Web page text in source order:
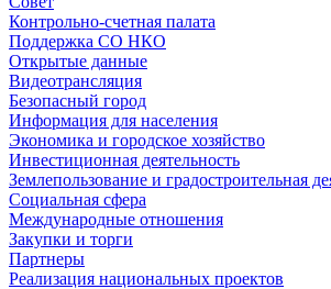
Контрольно-счетная палата
Поддержка СО НКО
Открытые данные
Видеотрансляция
Безопасный город
Информация для населения
Экономика и городское хозяйство
Инвестиционная деятельность
Землепользование и градостроительная
Социальная сфера
Международные отношения
Закупки и торги
Партнеры
Реализация национальных проектов